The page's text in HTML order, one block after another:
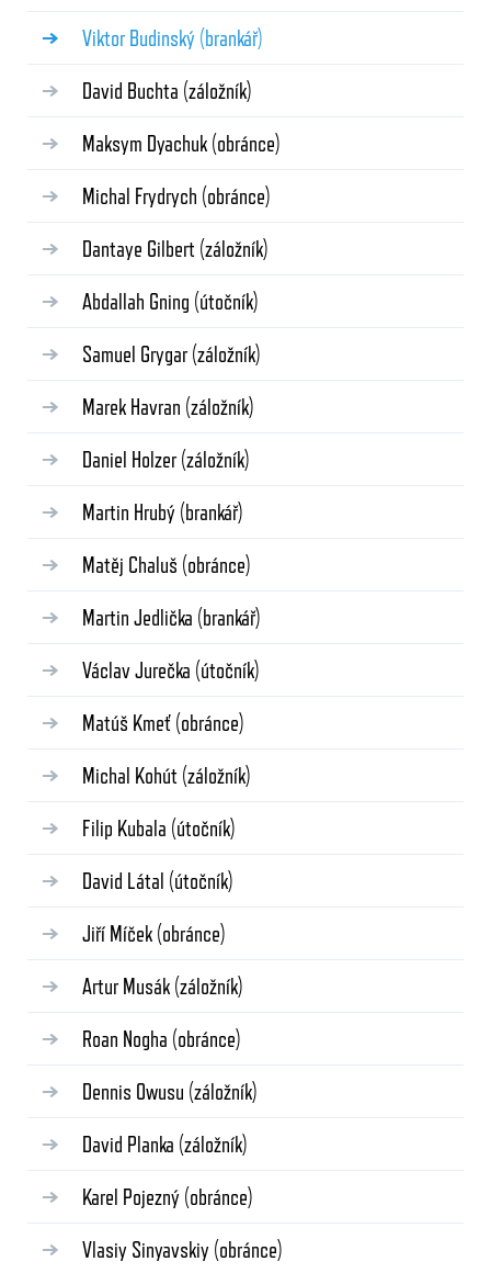
Viktor Budinský (brankář)
David Buchta (záložník)
Maksym Dyachuk (obránce)
Michal Frydrych (obránce)
Dantaye Gilbert (záložník)
Abdallah Gning (útočník)
Samuel Grygar (záložník)
Marek Havran (záložník)
Daniel Holzer (záložník)
Martin Hrubý (brankář)
Matěj Chaluš (obránce)
Martin Jedlička (brankář)
Václav Jurečka (útočník)
Matúš Kmeť (obránce)
Michal Kohút (záložník)
Filip Kubala (útočník)
David Látal (útočník)
Jiří Míček (obránce)
Artur Musák (záložník)
Roan Nogha (obránce)
Dennis Owusu (záložník)
David Planka (záložník)
Karel Pojezný (obránce)
Vlasiy Sinyavskiy (obránce)